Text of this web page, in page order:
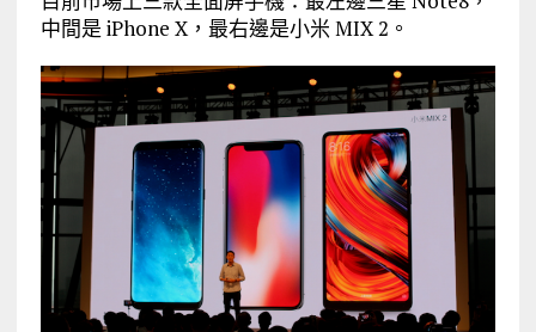
中間是 iPhone X，最右邊是小米 MIX 2。